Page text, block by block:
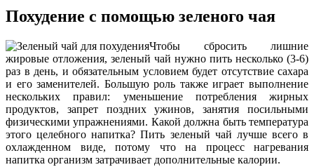
Похудение с помощью зеленого чая
Чтобы сбросить лишние
жировые отложения, зеленый чай нужно пить несколько (3-6)
раз в день, и обязательным условием будет отсутствие сахара
и его заменителей. Большую роль также играет выполнение
нескольких правил: уменьшение потребления жирных
продуктов, запрет поздних ужинов, занятия посильными
физическими упражнениями. Какой должна быть температура
этого целебного напитка? Пить зеленый чай лучше всего в
охлажденном виде, потому что на процесс нагревания
напитка организм затрачивает дополнительные калории.